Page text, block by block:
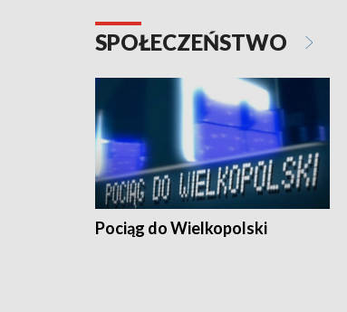
SPOŁECZEŃSTWO
Pociąg do Wielkopolski